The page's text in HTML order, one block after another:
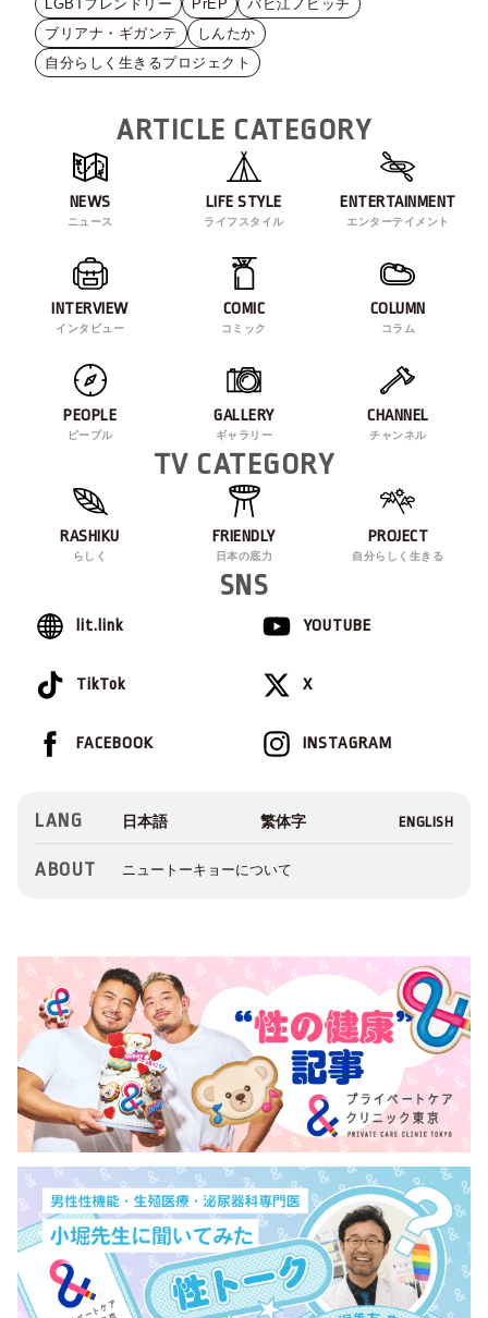
LGBTフレンドリー
PrEP
バビ江ノビッチ
ブリアナ・ギガンテ
しんたか
自分らしく生きるプロジェクト
ARTICLE CATEGORY
NEWS
ニュース
LIFE STYLE
ライフスタイル
ENTERTAINMENT
エンターテイメント
INTERVIEW
インタビュー
COMIC
コミック
COLUMN
コラム
PEOPLE
ピープル
GALLERY
ギャラリー
CHANNEL
チャンネル
TV CATEGORY
RASHIKU
らしく
FRIENDLY
日本の底力
PROJECT
自分らしく生きる
SNS
lit.link YOUTUBE
TikTok X
INSTAGRAM
FACEBOOK
LANG
ABOUT ニュートーキョーについて